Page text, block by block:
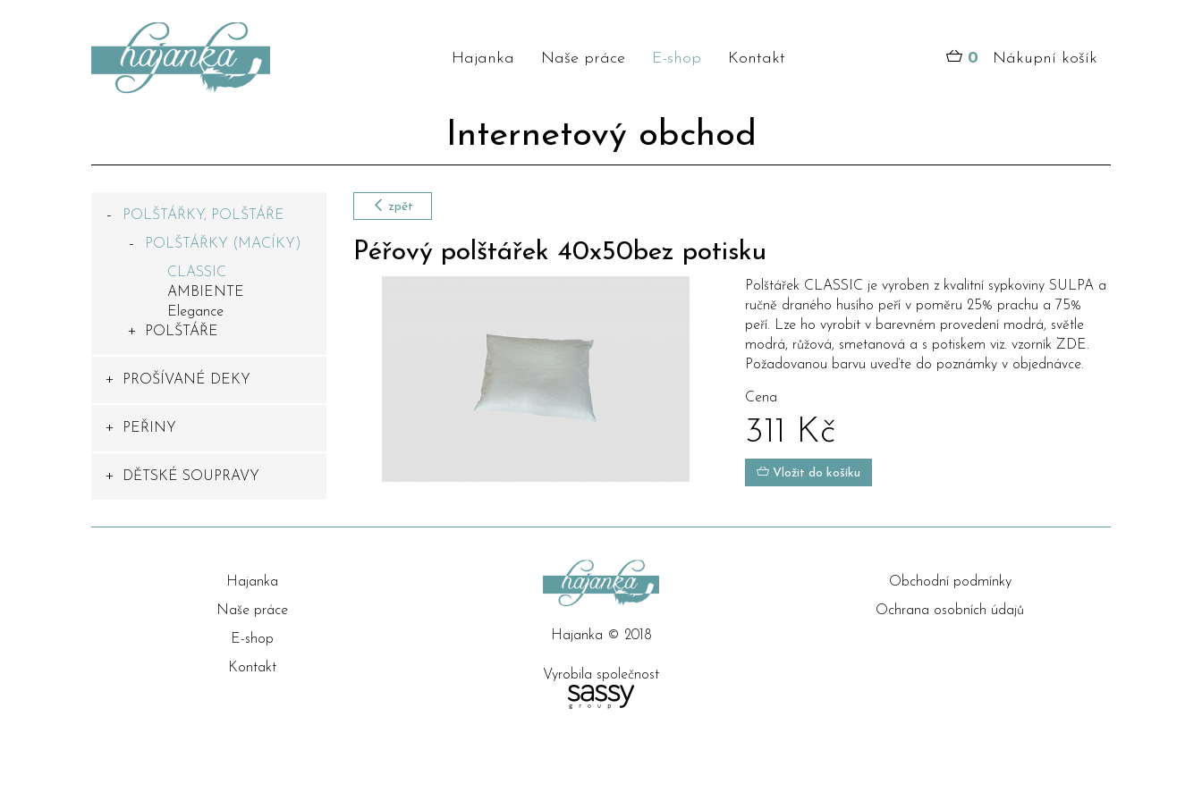
Hajanka Naše práce E-shop Kontakt 0 Nákupní košík
Internetový obchod
POLŠTÁŘKY, POLŠTÁŘE
POLŠTÁŘKY (MACÍKY)
CLASSIC
AMBIENTE
Elegance
POLŠTÁŘE
PROŠÍVANÉ DEKY
PEŘINY
DĚTSKÉ SOUPRAVY
zpět
Péřový polštářek 40x50bez potisku
Polštářek CLASSIC je vyroben z kvalitní sypkoviny SULPA a
ručně draného husího peří v poměru 25% prachu a 75%
peří. Lze ho vyrobit v barevném provedení modrá, světle
modrá, růžová, smetanová a s potiskem viz. vzorníkZDE.
Požadovanou barvu uveďte do poznámky v objednávce.
Cena
311 Kč
Vložit do košíku
Hajanka
Naše práce
E-shop
Kontakt
Hajanka © 2018
Vyrobila společnost
Obchodní podmínky
Ochrana osobních údajů